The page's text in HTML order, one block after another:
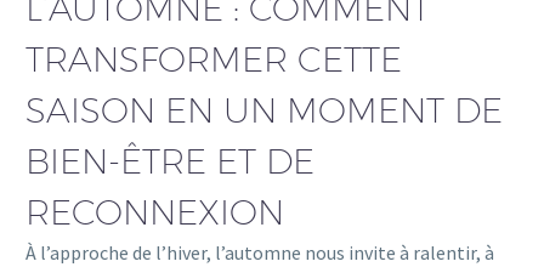
L’AUTOMNE : COMMENT
TRANSFORMER CETTE
SAISON EN UN MOMENT DE
BIEN-ÊTRE ET DE
RECONNEXION
À l’approche de l’hiver, l’automne nous invite à ralentir, à